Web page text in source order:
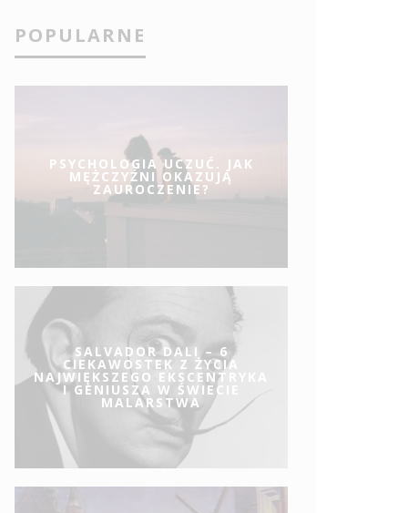
POPULARNE
PSYCHOLOGIA UCZUĆ. JAK
MĘŻCZYŹNI OKAZUJĄ
ZAUROCZENIE?
SALVADOR DALI – 6
CIEKAWOSTEK Z ŻYCIA
NAJWIĘKSZEGO EKSCENTRYKA
I GENIUSZA W ŚWIECIE
MALARSTWA